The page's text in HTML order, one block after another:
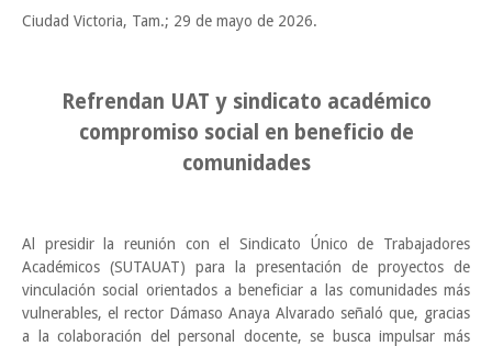
Ciudad Victoria, Tam.; 29 de mayo de 2026.
Refrendan UAT y sindicato académico
compromiso social en beneficio de
comunidades
Al presidir la reunión con el Sindicato Único de Trabajadores
Académicos (SUTAUAT) para la presentación de proyectos de
vinculación social orientados a beneficiar a las comunidades más
vulnerables, el rector Dámaso Anaya Alvarado señaló que, gracias
a la colaboración del personal docente, se busca impulsar más